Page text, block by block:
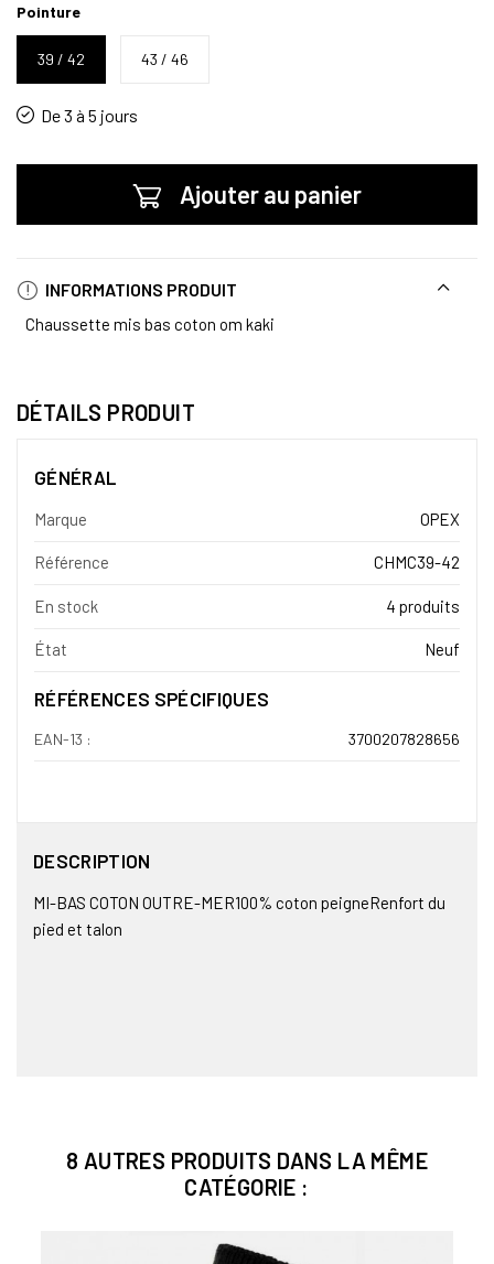
Pointure
39 / 42 43 / 46
De 3 à 5 jours
Ajouter au panier
INFORMATIONS PRODUIT
Chaussette mis bas coton om kaki
DÉTAILS PRODUIT
GÉNÉRAL
Marque OPEX
Référence CHMC39-42
En stock 4 produits
État Neuf
RÉFÉRENCES SPÉCIFIQUES
EAN-13 : 3700207828656
DESCRIPTION
MI-BAS COTON OUTRE-MER100% coton peigneRenfort du
pied et talon
8 AUTRES PRODUITS DANS LA MÊME
CATÉGORIE :